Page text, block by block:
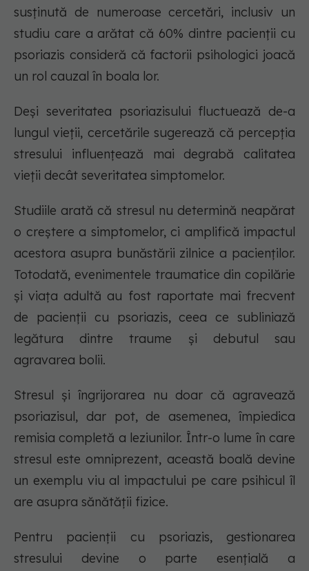
susținută de numeroase cercetări, inclusiv un
studiu care a arătat că 60% dintre pacienții cu
psoriazis consideră că factorii psihologici joacă
un rol cauzal în boala lor.
Deși severitatea psoriazisului fluctuează de-a
lungul vieții, cercetările sugerează că percepția
stresului influențează mai degrabă calitatea
vieții decât severitatea simptomelor.
Studiile arată că stresul nu determină neapărat
o creștere a simptomelor, ci amplifică impactul
acestora asupra bunăstării zilnice a pacienților.
Totodată, evenimentele traumatice din copilărie
și viața adultă au fost raportate mai frecvent
de pacienții cu psoriazis, ceea ce subliniază
legătura dintre traume și debutul sau
agravarea bolii.
Stresul și îngrijorarea nu doar că agravează
psoriazisul, dar pot, de asemenea, împiedica
remisia completă a leziunilor. Într-o lume în care
stresul este omniprezent, această boală devine
un exemplu viu al impactului pe care psihicul îl
are asupra sănătății fizice.
Pentru pacienții cu psoriazis, gestionarea
stresului devine o parte esențială a